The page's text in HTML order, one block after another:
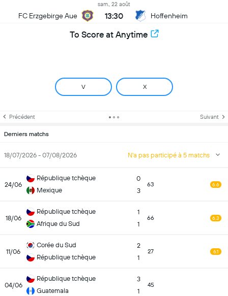
FC Erzgebirge Aue
sam., 22 août
13:30 Hoffenheim
To Score at Anytime
V X
Précédent Suivant
Derniers matchs
18/07/2026 - 07/08/2026 N'a pas participé à 5 matchs
24/06
République tchèque
Mexique
0
3
63 6.6
18/06
République tchèque
Afrique du Sud
1
1
66 6.3
11/06
Corée du Sud
République tchèque
2
1
27 6.1
04/06
République tchèque
Guatemala
3
1
45